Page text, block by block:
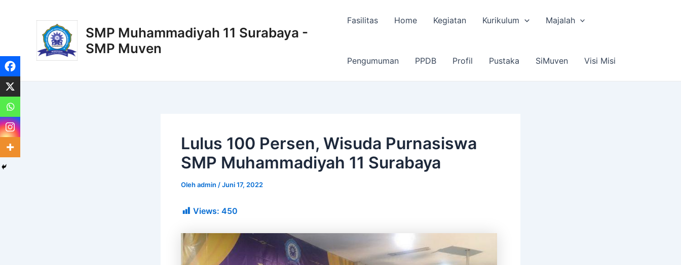
SMP Muhammadiyah 11 Surabaya -
SMP Muven
Fasilitas Home Kegiatan Kurikulum Majalah
Pengumuman PPDB Profil Pustaka SiMuven Visi Misi
Lulus 100 Persen, Wisuda Purnasiswa
SMP Muhammadiyah 11 Surabaya
Olehadmin /Juni 17, 2022
Views: 450